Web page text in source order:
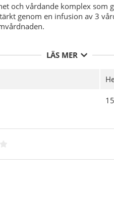
och vårdande komplex som
genom en infusion av 3
ej då det är integrerat i
användning.
för lång hållbarhet.
LÄS MER